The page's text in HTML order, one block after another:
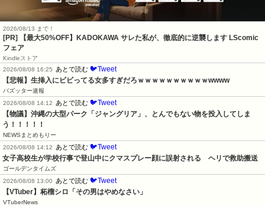
2026/08/13 まで！
[PR] 【最大50%OFF】KADOKAWA サレた私が、徹底的に逆襲します LScomic
フェア
Kindleストア
2026/08/08 16:25 あとで読む 🐦Tweet
【悲報】生挿入にビビってる女多すぎだろｗｗｗｗｗｗｗｗｗｗwwww
バズッター速報
2026/08/08 14:12 あとで読む 🐦Tweet
【物議】沖縄の大型パーク「ジャングリア」、とんでもない物を投入してしま
う！！！！！
NEWSまとめもりー
2026/08/08 14:12 あとで読む 🐦Tweet
女子高校生が学校行事で登山中にクマスプレー顔に誤射される　ヘリで救助搬送
ゴールデンタイムズ
2026/08/08 13:00 あとで読む 🐦Tweet
【VTuber】柘榴シロ「その男はやめなさい」
VTuberNews